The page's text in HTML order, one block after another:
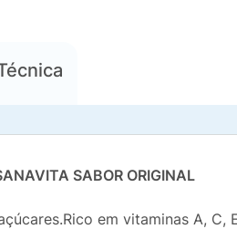
SABOR ORIGINAL
em vitaminas A,